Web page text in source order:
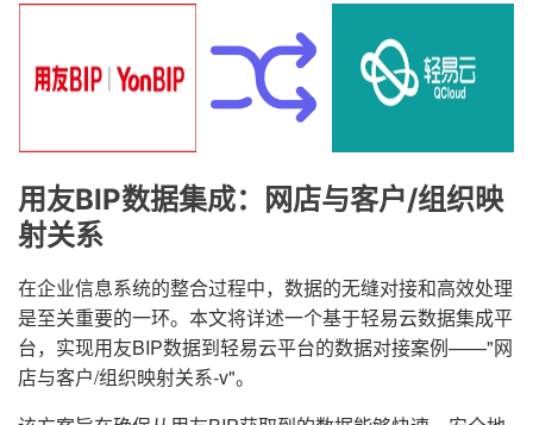
用友BIP数据集成：网店与客户/组织映
射关系
在企业信息系统的整合过程中，数据的无缝对接和高效处理
是至关重要的一环。本文将详述一个基于轻易云数据集成平
台，实现用友BIP数据到轻易云平台的数据对接案例——"网
店与客户/组织映射关系-v"。